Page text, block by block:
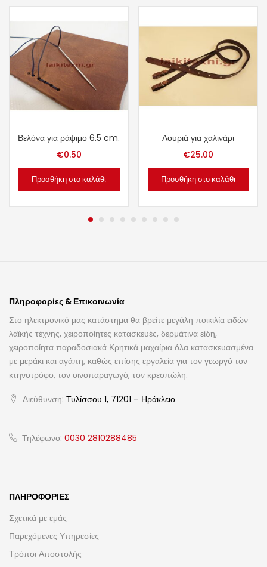
Βελόνα για ράψιμο 6.5 cm.
€0.50
Προσθήκη στο καλάθι
Λουριά για χαλινάρι
€25.00
Προσθήκη στο καλάθι
Πληροφορίες & Επικοινωνία
Στο ηλεκτρονικό μας κατάστημα θα βρείτε μεγάλη ποικιλία ειδών
λαϊκής τέχνης, χειροποίητες κατασκευές, δερμάτινα είδη,
χειροποίητα παραδοσιακά Κρητικά μαχαίρια όλα κατασκευασμένα
με μεράκι και αγάπη, καθώς επίσης εργαλεία για τον γεωργό τον
κτηνοτρόφο, τον οινοπαραγωγό, τον κρεοπώλη.
Διεύθυνση: Τυλίσσου 1, 71201 – Ηράκλειο
Τηλέφωνο: 0030 2810288485
ΠΛΗΡΟΦΟΡΊΕΣ
Σχετικά με εμάς
Παρεχόμενες Υπηρεσίες
Τρόποι Αποστολής